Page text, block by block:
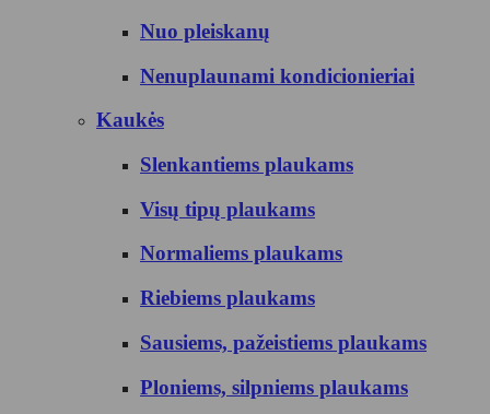
Nuo pleiskanų
Nenuplaunami kondicionieriai
Kaukės
Slenkantiems plaukams
Visų tipų plaukams
Normaliems plaukams
Riebiems plaukams
Sausiems, pažeistiems plaukams
Ploniems, silpniems plaukams